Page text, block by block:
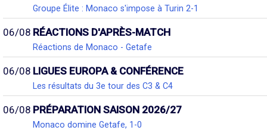
Groupe Élite : Monaco s'impose à Turin 2-1
06/08 RÉACTIONS D'APRÈS-MATCH
Réactions de Monaco - Getafe
06/08 LIGUES EUROPA & CONFÉRENCE
Les résultats du 3e tour des C3 & C4
06/08 PRÉPARATION SAISON 2026/27
Monaco domine Getafe, 1-0